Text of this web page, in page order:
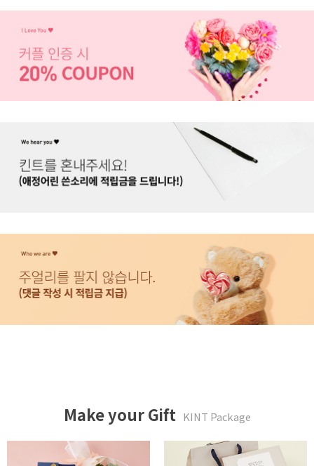
Make your Gift KINT Package